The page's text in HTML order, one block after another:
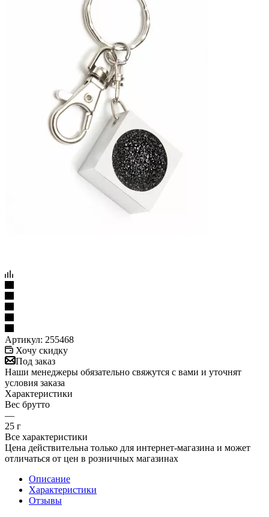
Артикул: 255468
Хочу скидку
Под заказ
Наши менеджеры обязательно свяжутся с вами и уточнят
условия заказа
Характеристики
Вес брутто
—
25 г
Все характеристики
Цена действительна только для интернет-магазина и может
отличаться от цен в розничных магазинах
Описание
Характеристики
Отзывы